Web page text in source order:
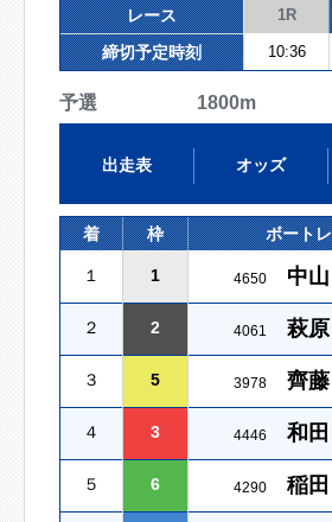
レース 1R
締切予定時刻 10:36
予選 1800m
出走表 オッズ
着 枠 ボート
１ 1 4650 中
２ 2 4061 萩
３ 5 3978 齊
４ 3 4446 和
５ 6 4290 稲